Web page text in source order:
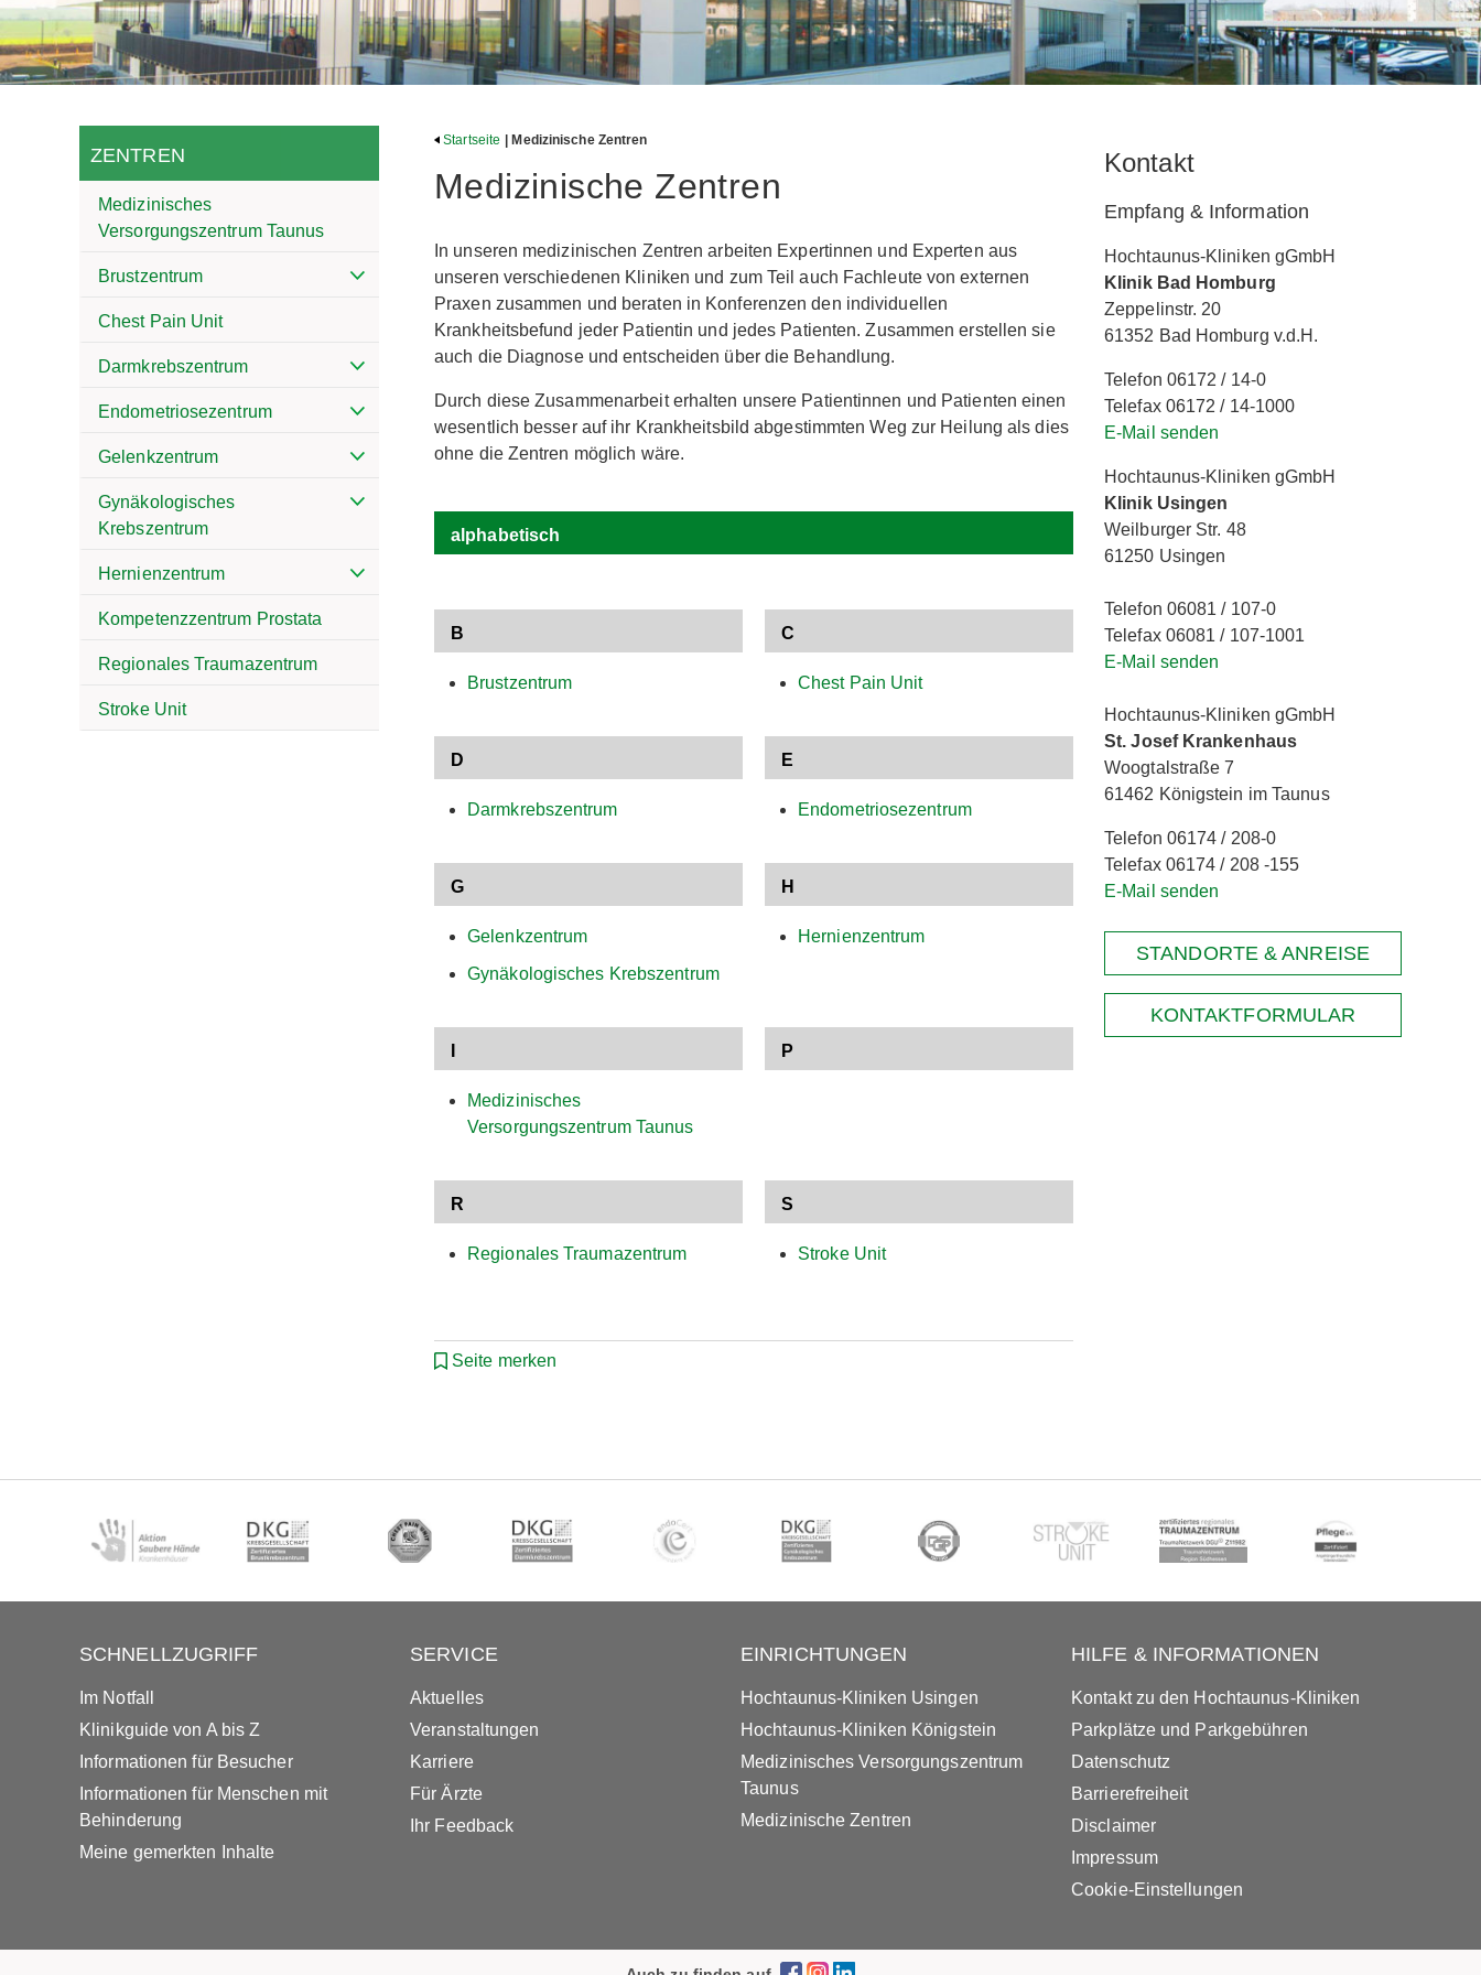
ZENTREN
Medizinisches
Versorgungszentrum Taunus
Brustzentrum
Chest Pain Unit
Darmkrebszentrum
Endometriosezentrum
Gelenkzentrum
Gynäkologisches
Krebszentrum
Hernienzentrum
Kompetenzzentrum Prostata
Regionales Traumazentrum
Stroke Unit
Startseite | Medizinische Zentren
Medizinische Zentren
In unseren medizinischen Zentren arbeiten Expertinnen und Experten aus
unseren verschiedenen Kliniken und zum Teil auch Fachleute von externen
Praxen zusammen und beraten in Konferenzen den individuellen
Krankheitsbefund jeder Patientin und jedes Patienten. Zusammen erstellen sie
auch die Diagnose und entscheiden über die Behandlung.
Durch diese Zusammenarbeit erhalten unsere Patientinnen und Patienten einen
wesentlich besser auf ihr Krankheitsbild abgestimmten Weg zur Heilung als dies
ohne die Zentren möglich wäre.
alphabetisch
B
Brustzentrum
C
Chest Pain Unit
D
Darmkrebszentrum
E
Endometriosezentrum
G
Gelenkzentrum
Gynäkologisches Krebszentrum
H
Hernienzentrum
Medizinisches
Versorgungszentrum Taunus
P
R
Regionales Traumazentrum
S
Stroke Unit
Seite merken
Kontakt
Empfang & Information
Hochtaunus-Kliniken gGmbH
Klinik Bad Homburg
Zeppelinstr. 20
61352 Bad Homburg v.d.H.
Telefon 06172 / 14-0
Telefax 06172 / 14-1000
E-Mail senden
Hochtaunus-Kliniken gGmbH
Klinik Usingen
Weilburger Str. 48
61250 Usingen
Telefon 06081 / 107-0
Telefax 06081 / 107-1001
E-Mail senden
Hochtaunus-Kliniken gGmbH
St. Josef Krankenhaus
Woogtalstraße 7
61462 Königstein im Taunus
Telefon 06174 / 208-0
Telefax 06174 / 208 -155
E-Mail senden
STANDORTE & ANREISE
KONTAKTFORMULAR
SCHNELLZUGRIFF
Im Notfall
Klinikguide von A bis Z
Informationen für Besucher
Informationen für Menschen mit
Behinderung
Meine gemerkten Inhalte
SERVICE
Aktuelles
Veranstaltungen
Karriere
Für Ärzte
Ihr Feedback
EINRICHTUNGEN
Hochtaunus-Kliniken Usingen
Hochtaunus-Kliniken Königstein
Medizinisches Versorgungszentrum
Taunus
Medizinische Zentren
HILFE & INFORMATIONEN
Kontakt zu den Hochtaunus-Kliniken
Parkplätze und Parkgebühren
Datenschutz
Barrierefreiheit
Disclaimer
Impressum
Cookie-Einstellungen